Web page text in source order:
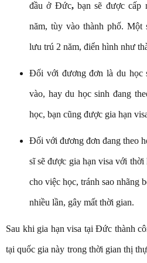
đầu ở Đức,bạn sẽ được cấp
năm, tùy vào thành phố. Một
lưu trú 2 năm, điển hình như
Đối với đương đơn là du học
vào, hay du học sinh đang
học, bạn cũng được gia hạn
Đối với đương đơn đang theo
sĩ sẽ được gia hạn visa với
cho việc học, tránh sao nhãng
nhiều lần, gây mất thời gian.
Sau khi gia hạn visa tại Đức thành
tại quốc gia này trong thời gian thị